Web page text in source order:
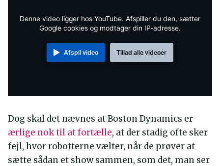
Denne video ligger hos YouTube. Afspiller du den, sætter
Google cookies og modtager din IP-adresse.
Afspil video Tillad alle videoer
Dog skal det nævnes at Boston Dynamics er
ærlige nok til at fortælle, at der stadig ofte sker
fejl, hvor robotterne vælter, når de prøver at
sætte sådan et show sammen, som det, man ser